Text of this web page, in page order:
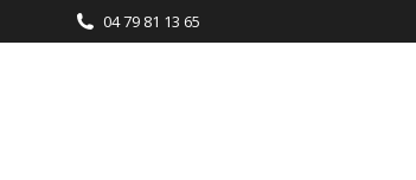
04 79 81 13 65